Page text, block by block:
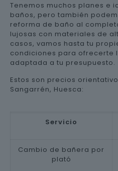
Tenemos muchos planes e
baños, pero también
reforma de baño al
lujosas con materiales de
casos, vamos hasta tu
condiciones para ofrecerte
adaptada a tu presupuesto.
Estos son precios
Sangarrén, Huesca:
Servicio
Cambio de bañera por
plató